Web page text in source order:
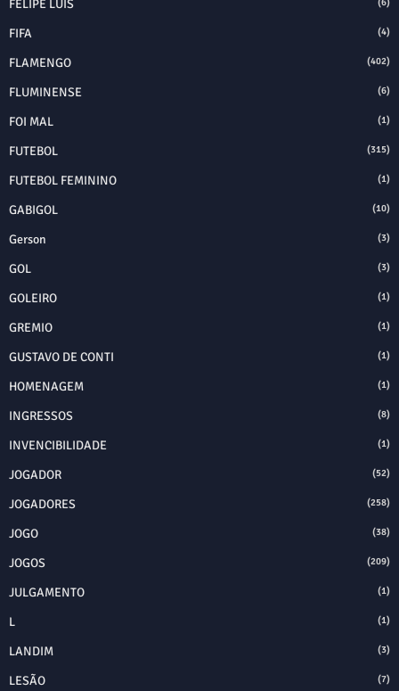
FELIPE LUIS
FIFA (4)
FLAMENGO (402)
FLUMINENSE (6)
FOI MAL (1)
FUTEBOL (315)
FUTEBOL FEMININO (1)
GABIGOL (10)
Gerson (3)
GOL (3)
GOLEIRO (1)
GREMIO (1)
GUSTAVO DE CONTI (1)
HOMENAGEM (1)
INGRESSOS (8)
INVENCIBILIDADE (1)
JOGADOR (52)
JOGADORES (258)
JOGO (38)
JOGOS (209)
JULGAMENTO (1)
L (1)
LANDIM (3)
LESÃO (7)